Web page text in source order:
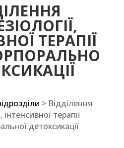
ТЕРАПІЇ
> Відділення
інтенсивної терапії
детоксикації